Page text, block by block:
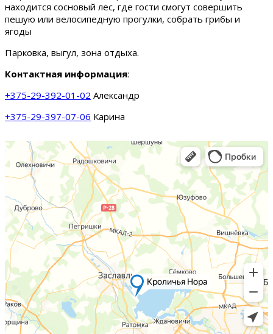
находится сосновый лес, где гости смогут совершить
пешую или велосипедную прогулки, собрать грибы и
ягоды
Парковка, выгул, зона отдыха.
Контактная информация:
+375-29-392-01-02 Александр
+375-29-397-07-06 Карина